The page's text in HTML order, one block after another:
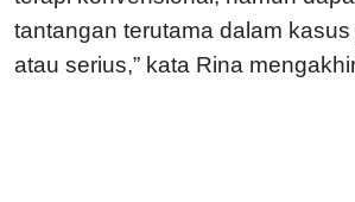
tantangan terutama dalam
atau serius,” kata Rina